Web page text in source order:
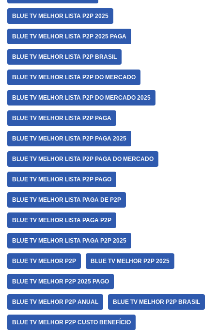
BLUE TV MELHOR LISTA P2P 2025
BLUE TV MELHOR LISTA P2P 2025 PAGA
BLUE TV MELHOR LISTA P2P BRASIL
BLUE TV MELHOR LISTA P2P DO MERCADO
BLUE TV MELHOR LISTA P2P DO MERCADO 2025
BLUE TV MELHOR LISTA P2P PAGA
BLUE TV MELHOR LISTA P2P PAGA 2025
BLUE TV MELHOR LISTA P2P PAGA DO MERCADO
BLUE TV MELHOR LISTA P2P PAGO
BLUE TV MELHOR LISTA PAGA DE P2P
BLUE TV MELHOR LISTA PAGA P2P
BLUE TV MELHOR LISTA PAGA P2P 2025
BLUE TV MELHOR P2P BLUE TV MELHOR P2P 2025
BLUE TV MELHOR P2P 2025 PAGO
BLUE TV MELHOR P2P ANUAL BLUE TV MELHOR P2P BRASIL
BLUE TV MELHOR P2P CUSTO BENEFÍCIO